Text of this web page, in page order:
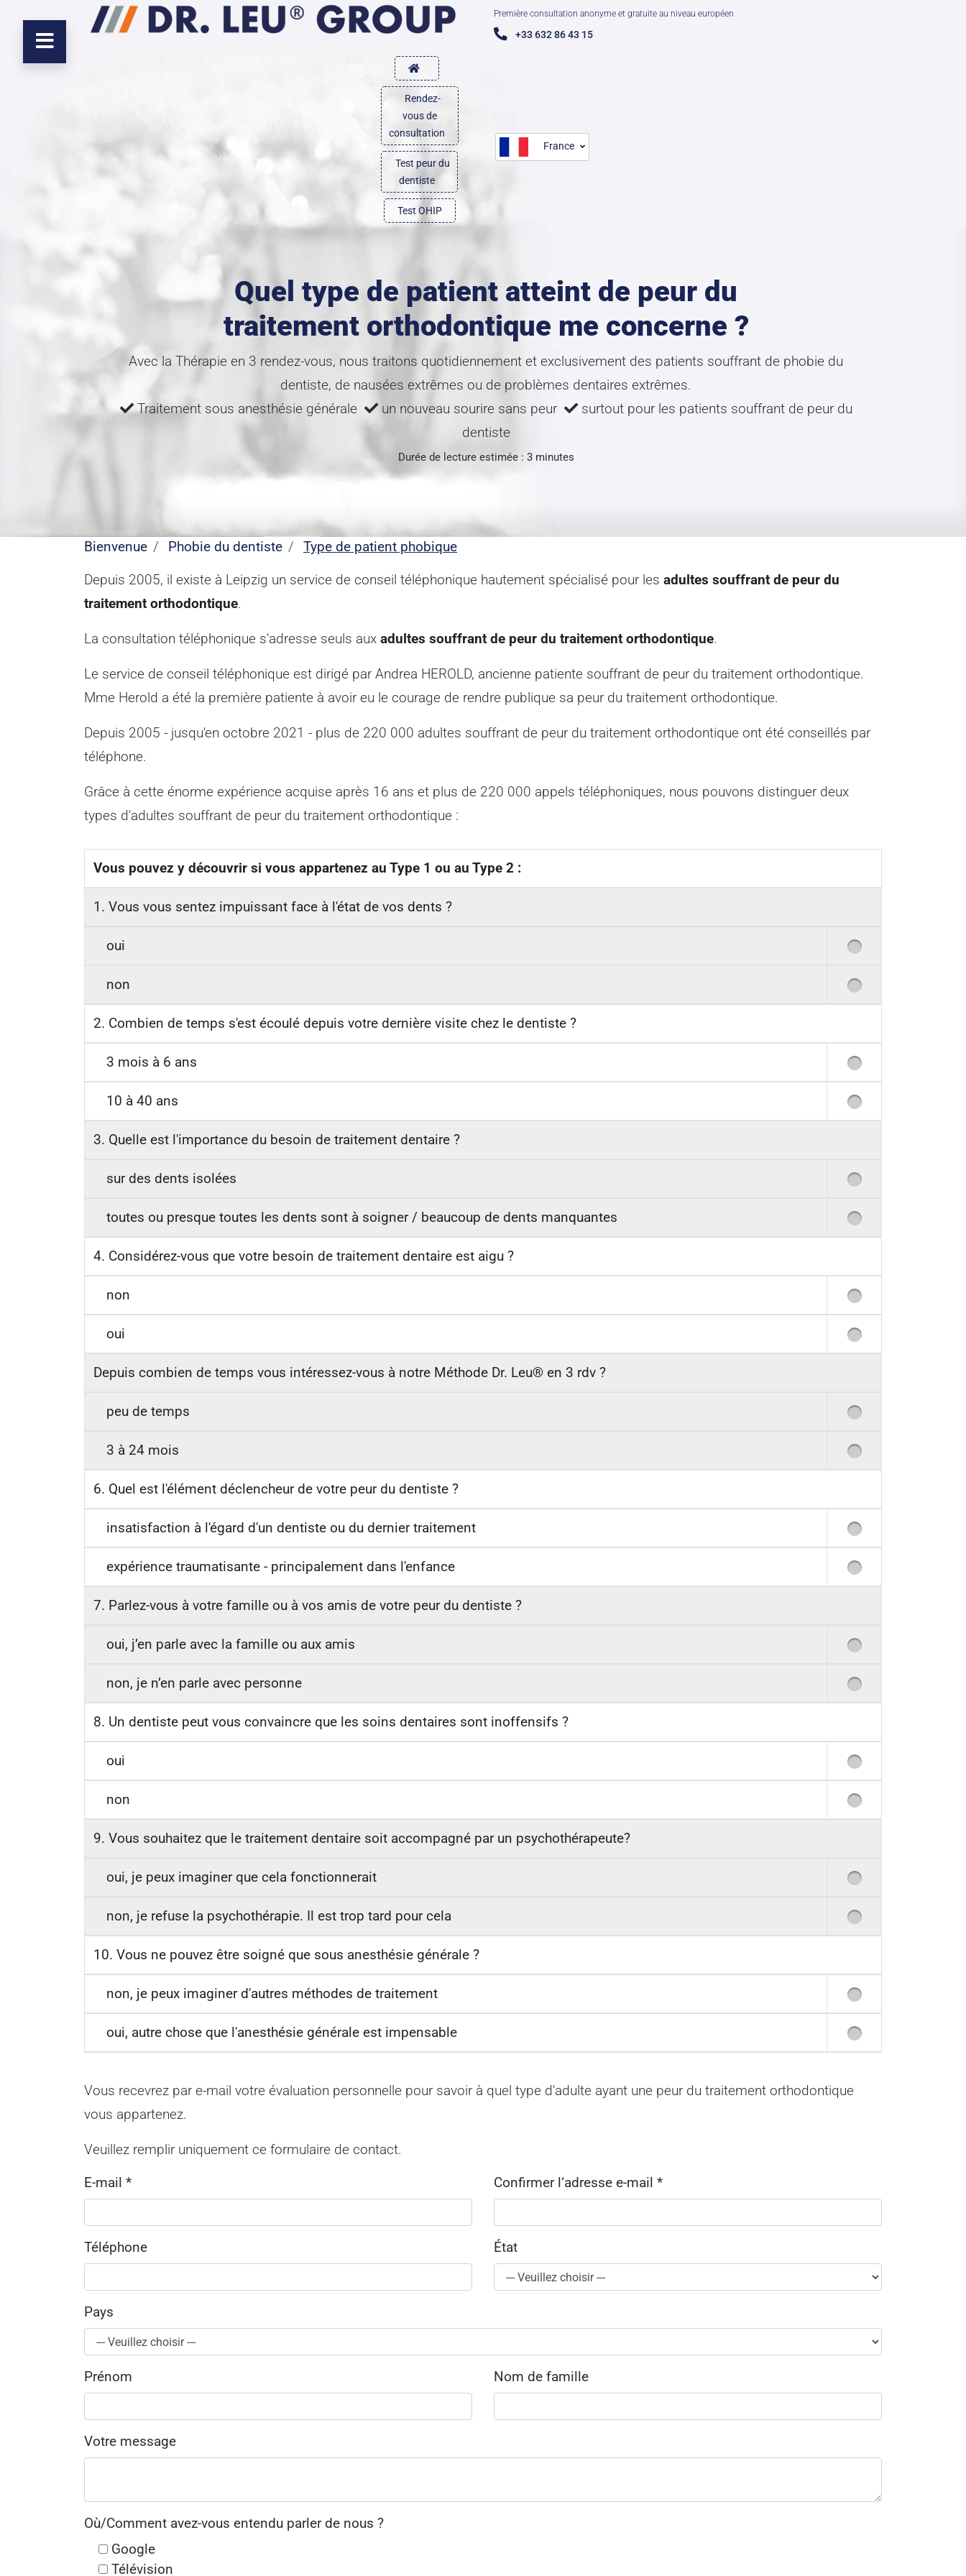
Première consultation anonyme et gratuite au niveau européen
+33 632 86 43 15
Rendez-
vous de
consultation
Test peur du
dentiste
Test OHIP
France
Quel type de patient atteint de peur du
traitement orthodontique me concerne ?
Avec la Thérapie en 3 rendez-vous, nous traitons quotidiennement et exclusivement des patients souffrant de phobie du
dentiste, de nausées extrêmes ou de problèmes dentaires extrêmes.
Traitement sous anesthésie générale
un nouveau sourire sans peur
surtout pour les patients souffrant de peur du
dentiste
Durée de lecture estimée : 3 minutes
Bienvenue Phobie du dentiste
Type de patient phobique
Depuis 2005, il existe à Leipzig un service de conseil téléphonique hautement spécialisé pour les adultes souffrant de peur du
traitement orthodontique.
La consultation téléphonique s'adresse seuls aux adultes souffrant de peur du traitement orthodontique.
Le service de conseil téléphonique est dirigé par Andrea HEROLD, ancienne patiente souffrant de peur du traitement orthodontique.
Mme Herold a été la première patiente à avoir eu le courage de rendre publique sa peur du traitement orthodontique.
Depuis 2005 - jusqu'en octobre 2021 - plus de 220 000 adultes souffrant de peur du traitement orthodontique ont été conseillés par
téléphone.
Grâce à cette énorme expérience acquise après 16 ans et plus de 220 000 appels téléphoniques, nous pouvons distinguer deux
types d'adultes souffrant de peur du traitement orthodontique :
Vous pouvez y découvrir si vous appartenez au Type 1 ou au Type 2 :
1. Vous vous sentez impuissant face à l'état de vos dents ?
oui
non
2. Combien de temps s'est écoulé depuis votre dernière visite chez le dentiste ?
3 mois à 6 ans
10 à 40 ans
3. Quelle est l'importance du besoin de traitement dentaire ?
sur des dents isolées
toutes ou presque toutes les dents sont à soigner / beaucoup de dents manquantes
4. Considérez-vous que votre besoin de traitement dentaire est aigu ?
non
oui
Depuis combien de temps vous intéressez-vous à notre Méthode Dr. Leu® en 3 rdv ?
peu de temps
3 à 24 mois
6. Quel est l'élément déclencheur de votre peur du dentiste ?
insatisfaction à l'égard d'un dentiste ou du dernier traitement
expérience traumatisante - principalement dans l'enfance
7. Parlez-vous à votre famille ou à vos amis de votre peur du dentiste ?
oui, j’en parle avec la famille ou aux amis
non, je n’en parle avec personne
8. Un dentiste peut vous convaincre que les soins dentaires sont inoffensifs ?
oui
non
9. Vous souhaitez que le traitement dentaire soit accompagné par un psychothérapeute?
oui, je peux imaginer que cela fonctionnerait
non, je refuse la psychothérapie. Il est trop tard pour cela
10. Vous ne pouvez être soigné que sous anesthésie générale ?
non, je peux imaginer d'autres méthodes de traitement
oui, autre chose que l'anesthésie générale est impensable
Vous recevrez par e-mail votre évaluation personnelle pour savoir à quel type d'adulte ayant une peur du traitement orthodontique
vous appartenez.
Veuillez remplir uniquement ce formulaire de contact.
E-mail * Confirmer l‘adresse e-mail *
Téléphone État
Pays
Prénom Nom de famille
Votre message
Où/Comment avez-vous entendu parler de nous ?
Google
Télévision